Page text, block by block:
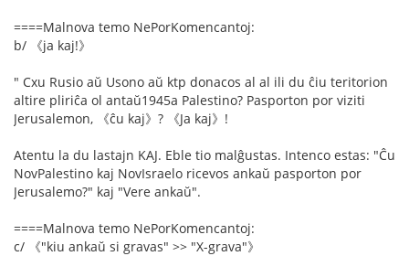
====Malnova temo NePorKomencantoj:
b/ 《ja kaj!》
" Cxu Rusio aŭ Usono aŭ ktp donacos al al ili du ĉiu teritorion
altire pliriĉa ol antaŭ1945a Palestino? Pasporton por viziti
Jerusalemon, 《ĉu kaj》? 《Ja kaj》!
Atentu la du lastajn KAJ. Eble tio malĝustas. Intenco estas: "Ĉu
NovPalestino kaj NovIsraelo ricevos ankaŭ pasporton por
Jerusalemo?" kaj "Vere ankaŭ".
====Malnova temo NePorKomencantoj:
c/ 《"kiu ankaŭ si gravas" >> "X-grava"》